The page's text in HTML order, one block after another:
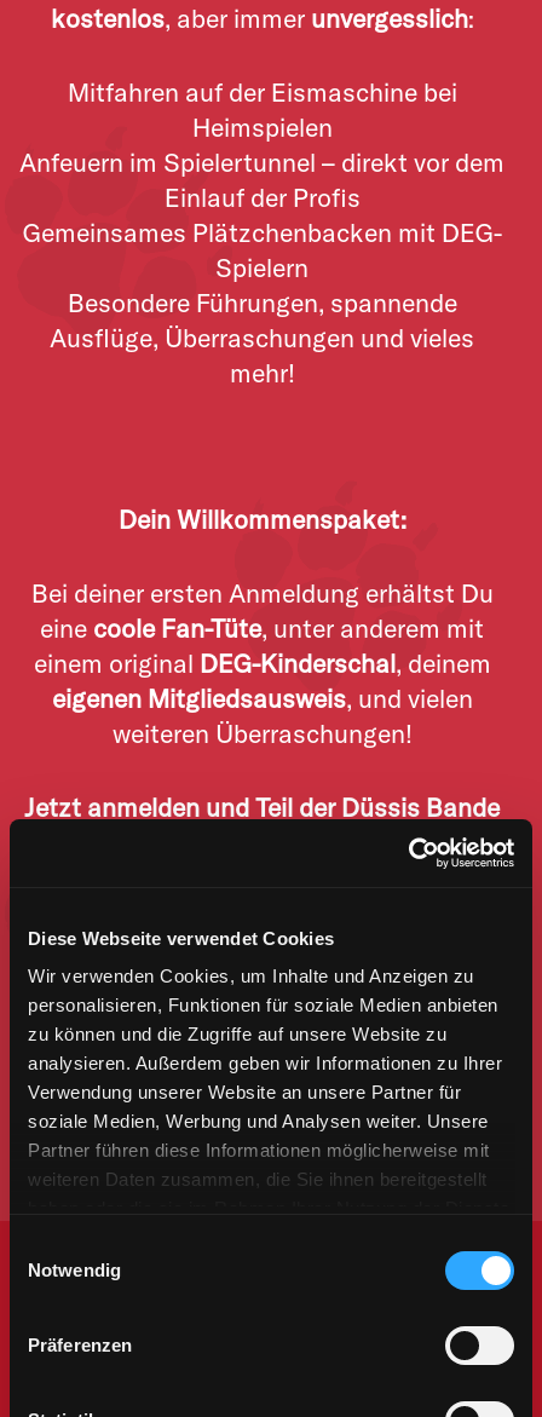
Diese Webseite verwendet Cookies
Wir verwenden Cookies, um Inhalte und Anzeigen zu
personalisieren, Funktionen für soziale Medien anbieten
zu können und die Zugriffe auf unsere Website zu
analysieren. Außerdem geben wir Informationen zu Ihrer
Verwendung unserer Website an unsere Partner für
soziale Medien, Werbung und Analysen weiter. Unsere
Partner führen diese Informationen möglicherweise mit
weiteren Daten zusammen, die Sie ihnen bereitgestellt
Notwendig
Präferenzen
kostenlos, aber immer unvergesslich:
Mitfahren auf der Eismaschine bei
Heimspielen
Anfeuern im Spielertunnel – direkt vor dem
Einlauf der Profis
Gemeinsames Plätzchenbacken mit DEG-
Spielern
Besondere Führungen, spannende
Ausflüge, Überraschungen und vieles
mehr!
Dein Willkommenspaket:
Bei deiner ersten Anmeldung erhältst Du
eine coole Fan-Tüte, unter anderem mit
einem original DEG-Kinderschal, deinem
eigenen Mitgliedsausweis, und vielen
weiteren Überraschungen!
Jetzt anmelden und Teil der Düssis Bande
Aktionen – und das für nur 25 €.
Wir freuen uns auf Dich!
Deine DEG mit Düssi